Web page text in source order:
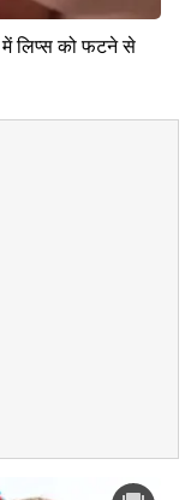
में लिप्स को फटने से